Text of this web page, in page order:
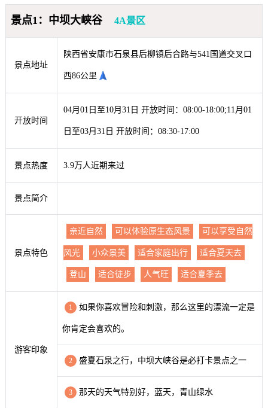
销量榜
经销商
景点1：中坝大峡谷 4A景区
景点地址
陕西省安康市石泉县后柳镇后合路与541国道交叉口
西86公里
开放时间
04月01日至10月31日 开放时间：08:00-18:00;11月01
日至03月31日 开放时间：08:30-17:00
景点热度 3.9万人近期来过
景点简介
景点特色
亲近自然 可以体验原生态风景 可以享受自然
风光 小众景美 适合家庭出行 适合夏天去
登山 适合徒步 人气旺 适合夏季去
游客印象
1 如果你喜欢冒险和刺激，那么这里的漂流一定是
你肯定会喜欢的。
2 盛夏石泉之行，中坝大峡谷是必打卡景点之一
3 那天的天气特别好，蓝天，青山绿水